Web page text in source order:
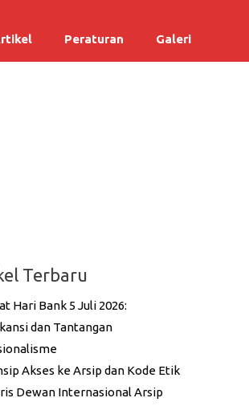
Peraturan Galeri
Terbaru
Hari Bank 5 Juli 2026:
dan Tantangan
Akses ke Arsip dan Kode Etik
Dewan Internasional Arsip